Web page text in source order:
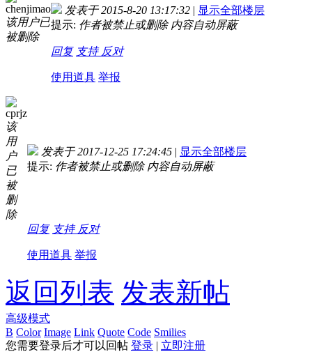
chenjimao
该用户已
被删除
发表于 2015-8-20 13:17:32 | 显示全部楼层
提示: 作者被禁止或删除 内容自动屏蔽
回复 支持 反对
使用道具 举报
cprjz
该
用
户
已
被
删
除
发表于 2017-12-25 17:24:45 | 显示全部楼层
提示: 作者被禁止或删除 内容自动屏蔽
回复 支持 反对
使用道具 举报
返回列表 发表新帖
高级模式
B Color Image Link Quote Code Smilies
您需要登录后才可以回帖 登录 | 立即注册